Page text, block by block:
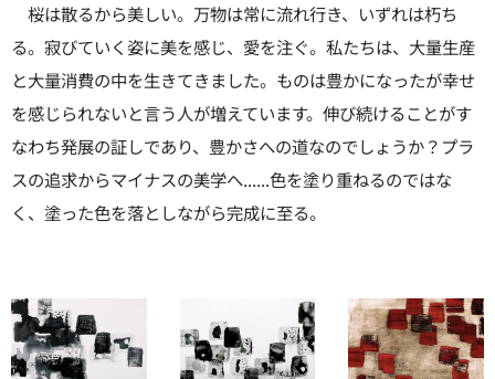
桜は散るから美しい。万物は常に流れ行き、いずれは朽ち
る。寂びていく姿に美を感じ、愛を注ぐ。私たちは、大量生産
と大量消費の中を生きてきました。ものは豊かになったが幸せ
を感じられないと言う人が増えています。伸び続けることがす
なわち発展の証しであり、豊かさへの道なのでしょうか？ プラ
スの追求からマイナスの美学へ......色を塗り重ねるのではな
く、塗った色を落としながら完成に至る。